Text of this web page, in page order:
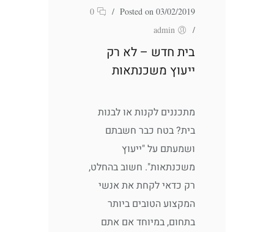
Posted on 03/02/2019
/
/
admin
בית חדש – לא רק
ייעוץ משכנתאות
מתכננים לקנות או לבנות
בית? בטח כבר חשבתם
ושמעתם על "ייעוץ
משכנתאות". חשוב בהחלט,
רק כדאי לקחת את אנשי
המקצוע הטובים ביותר
בתחום, במיוחד אם אתם